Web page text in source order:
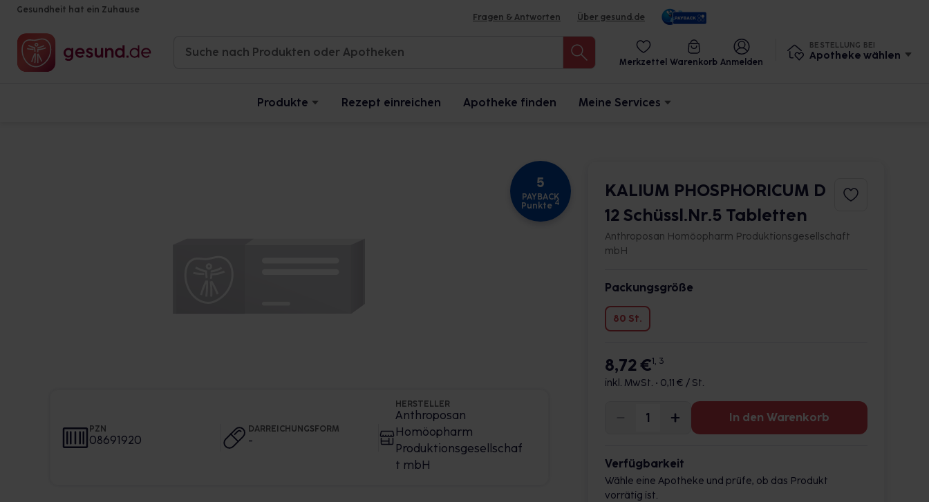
Gesundheit hat ein Zuhause
Fragen & Antworten Über gesund.de
Merkzettel Warenkorb Anmelden
BESTELLUNG BEI
Apotheke wählen
Produkte Rezept einreichen Apotheke finden Meine Services
5
PAYBACK
Punkte 4
PZN
08691920
DARREICHUNGSFORM
-
HERSTELLER
Anthroposan
Homöopharm
Produktionsgesellschaf
t mbH
KALIUM PHOSPHORICUM D
12 Schüssl.Nr.5 Tabletten
Anthroposan Homöopharm Produktionsgesellschaft
mbH
Packungsgröße
80 St.
8,72 €1, 3
inkl. MwSt. • 0,11 € / St.
In den Warenkorb
Verfügbarkeit
Wähle eine Apotheke und prüfe, ob das Produkt
vorrätig ist.